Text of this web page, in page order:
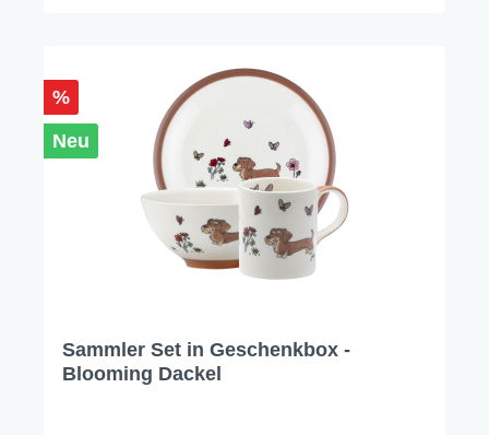
%
Neu
Sammler Set in Geschenkbox -
Blooming Dackel